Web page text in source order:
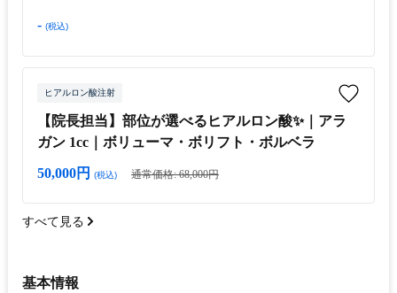
- (税込)
ヒアルロン酸注射
【院長担当】部位が選べるヒアルロン酸✨｜アラ
ガン 1cc｜ボリューマ・ボリフト・ボルベラ
50,000円 (税込) 通常価格: 68,000円
すべて見る
基本情報